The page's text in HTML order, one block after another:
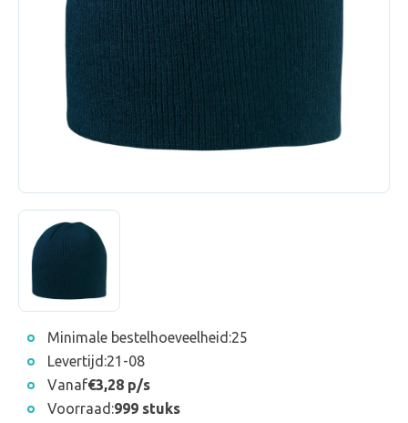
Minimale bestelhoeveelheid:25
Levertijd:21-08
Vanaf€3,28 p/s
Voorraad:999 stuks